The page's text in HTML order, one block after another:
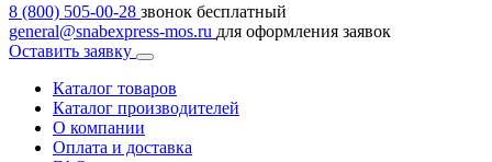
8 (800) 505-00-28 звонок бесплатный
general@snabexpress-mos.ru для оформления заявок
Оставить заявку
Каталог товаров
Каталог производителей
О компании
Оплата и доставка